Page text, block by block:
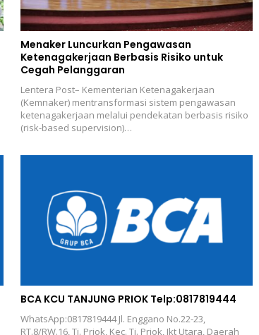
Menaker Luncurkan Pengawasan
Ketenagakerjaan Berbasis Risiko untuk
Cegah Pelanggaran
Lentera Post– Kementerian Ketenagakerjaan
(Kemnaker) mentransformasi sistem pengawasan
ketenagakerjaan melalui pendekatan berbasis risiko
(risk-based supervision)…
BCA KCU TANJUNG PRIOK Telp:0817819444
WhatsApp:0817819444 Jl. Enggano No.22-23,
RT.8/RW.16, Tj. Priok, Kec. Tj. Priok, Jkt Utara, Daerah